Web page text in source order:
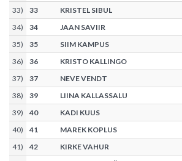
33) 33
KRISTEL SIBUL
34) 34
JAAN SAVIIR
35) 35
SIIM KAMPUS
36) 36
KRISTO KALLINGO
37) 37
NEVE VENDT
38) 39
LIINA KALLASSALU
39) 40
KADI KUUS
40) 41
MAREK KOPLUS
41) 42
KIRKE VAHUR